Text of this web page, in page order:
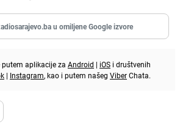
u omiljene Google izvore
aplikacije za Android | iOS i društvenih
| Instagram, kao i putem našeg ViberChata.